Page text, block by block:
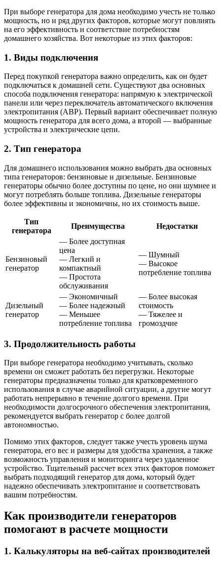
При выборе генератора для дома необходимо учесть не только
мощность, но и ряд других факторов, которые могут повлиять
на его эффективность и соответствие потребностям
домашнего хозяйства. Вот некоторые из этих факторов:
1. Виды подключения
Перед покупкой генератора важно определить, как он будет
подключаться к домашней сети. Существуют два основных
способа подключения генератора: напрямую к электрической
панели или через переключатель автоматического включения
электропитания (АВР). Первый вариант обеспечивает полную
мощность генератора для всего дома, а второй — выбранные
устройства и электрические цепи.
2. Тип генератора
Для домашнего использования можно выбрать два основных
типа генераторов: бензиновые и дизельные. Бензиновые
генераторы обычно более доступны по цене, но они шумнее и
могут потреблять больше топлива. Дизельные генераторы
более эффективны и экономичны, но их стоимость выше.
Тип
генератора
Преимущества Недостатки
Бензиновый
генератор
— Более доступная
цена
— Легкий и
компактный
— Простота
обслуживания
— Шумный
— Высокое
потребление топлива
Дизельный
генератор
— Экономичный
— Более надежный
— Меньшее
потребление топлива
— Более высокая
стоимость
— Тяжелее и
громоздчие
3. Продолжительность работы
При выборе генератора необходимо учитывать, сколько
времени он сможет работать без перегрузки. Некоторые
генераторы предназначены только для кратковременного
использования в случае аварийной ситуации, а другие могут
работать непрерывно в течение долгого времени. При
необходимости долгосрочного обеспечения электропитания,
рекомендуется выбрать генератор с более долгой
автономностью.
Помимо этих факторов, следует также учесть уровень шума
генератора, его вес и размеры для удобства хранения, а также
возможность управления и мониторинга через удаленное
устройство. Тщательный рассчет всех этих факторов поможет
выбрать подходящий генератор для дома, который будет
надежно обеспечивать электропитание и соответствовать
вашим потребностям.
Как производители генераторов
помогают в расчете мощности
1. Калькуляторы на веб-сайтах производителей